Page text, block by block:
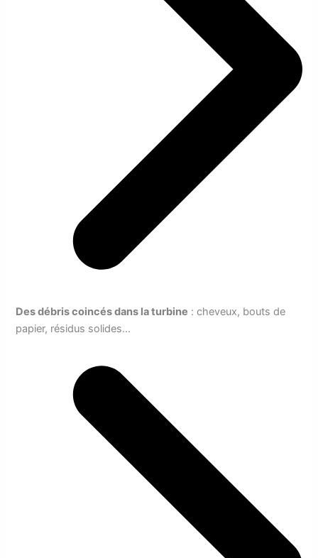
Des débris coincés dans la turbine : cheveux, bouts de
papier, résidus solides…